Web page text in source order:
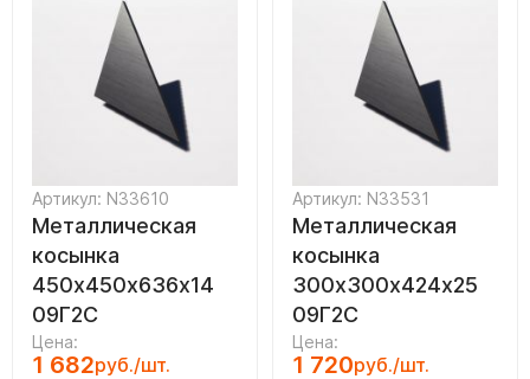
Артикул: N33610
Металлическая
косынка
450х450х636х14
09Г2С
Цена:
1 682руб./шт.
Артикул: N33531
Металлическая
косынка
300х300х424х25
09Г2С
Цена:
1 720руб./шт.